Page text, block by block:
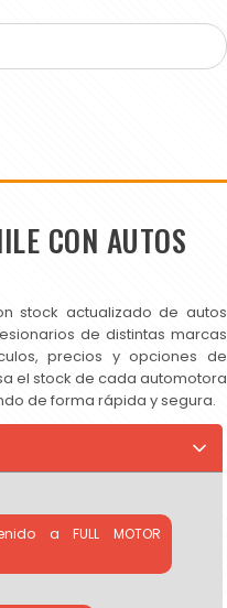
CON AUTOS
stock actualizado de autos
de distintas marcas
precios y opciones de
el stock de cada automotora
de forma rápida y segura.
USADOS EN
a FULL MOTOR